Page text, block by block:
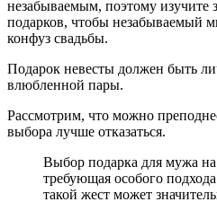
незабываемым, поэтому изучите
подарков, чтобы незабываемый
конфуз свадьбы.
Подарок невесты должен быть
влюбленной пары.
Рассмотрим, что можно
выбора лучше отказаться.
Выбор подарка для мужа на
требующая особого
такой жест может